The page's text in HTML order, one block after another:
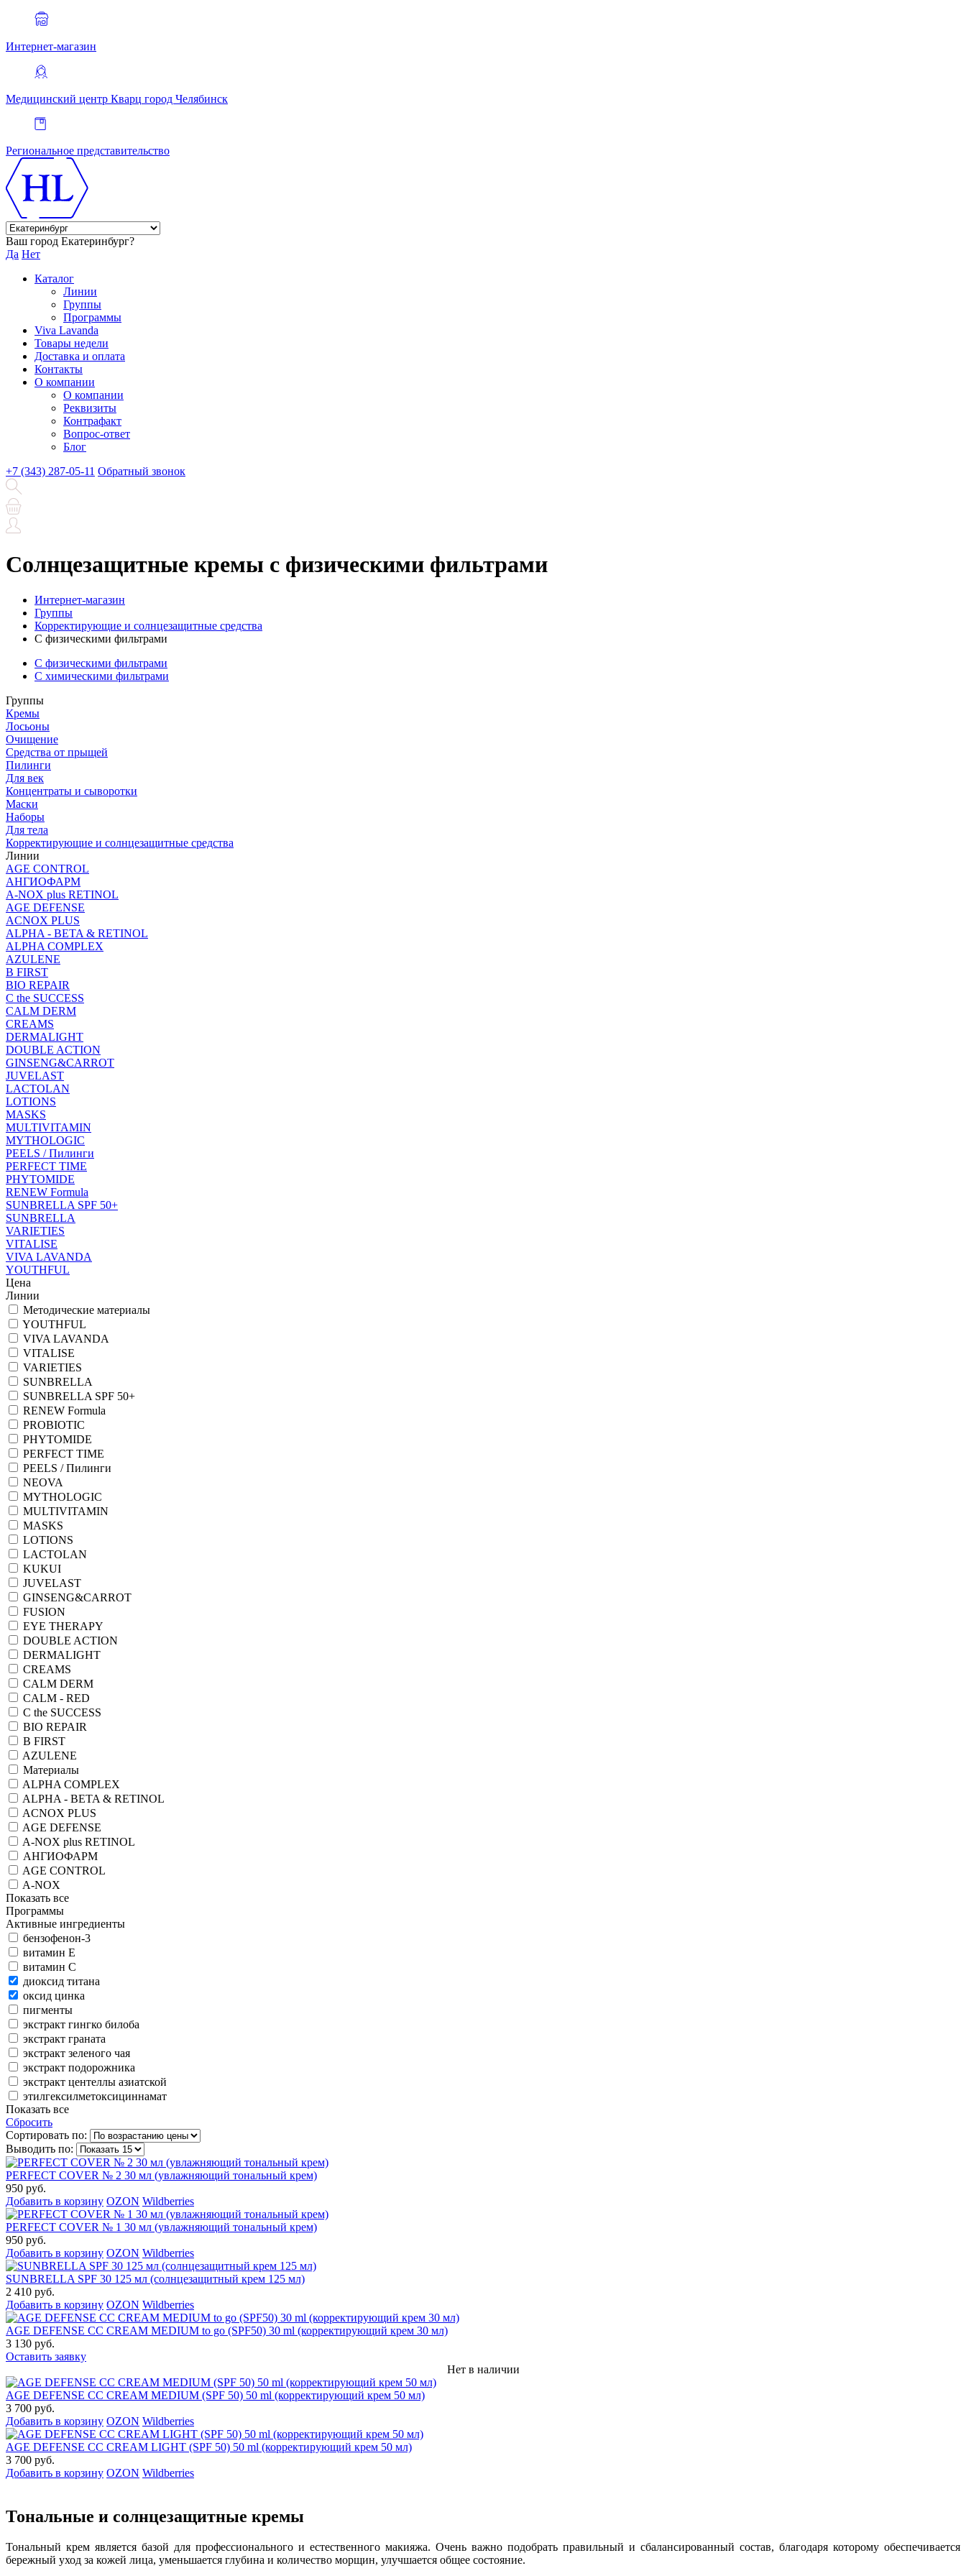
Интернет-магазин
Медицинский центр Кварц город Челябинск
Региональное представительство
Ваш город Екатеринбург?
Да Нет
Каталог
Линии
Группы
Программы
Viva Lavanda
Товары недели
Доставка и оплата
Контакты
О компании
О компании
Реквизиты
Контрафакт
Вопрос-ответ
Блог
+7 (343) 287-05-11 Обратный звонок
Солнцезащитные кремы с физическими фильтрами
Интернет-магазин
Группы
Корректирующие и солнцезащитные средства
С физическими фильтрами
С физическими фильтрами
С химическими фильтрами
Группы
Кремы
Лосьоны
Очищение
Средства от прыщей
Пилинги
Для век
Концентраты и сыворотки
Маски
Наборы
Для тела
Корректирующие и солнцезащитные средства
Линии
AGE CONTROL
АНГИОФАРМ
A-NOX plus RETINOL
AGE DEFENSE
ACNOX PLUS
ALPHA - BETA & RETINOL
ALPHA COMPLEX
AZULENE
B FIRST
BIO REPAIR
C the SUCCESS
CALM DERM
CREAMS
DERMALIGHT
DOUBLE ACTION
GINSENG&CARROT
JUVELAST
LACTOLAN
LOTIONS
MASKS
MULTIVITAMIN
MYTHOLOGIC
PEELS / Пилинги
PERFECT TIME
PHYTOMIDE
RENEW Formula
SUNBRELLA SPF 50+
SUNBRELLA
VARIETIES
VITALISE
VIVA LAVANDA
YOUTHFUL
Цена
Линии
Методические материалы
YOUTHFUL
VIVA LAVANDA
VITALISE
VARIETIES
SUNBRELLA
SUNBRELLA SPF 50+
RENEW Formula
PROBIOTIC
PHYTOMIDE
PERFECT TIME
PEELS / Пилинги
NEOVA
MYTHOLOGIC
MULTIVITAMIN
MASKS
LOTIONS
LACTOLAN
KUKUI
JUVELAST
GINSENG&CARROT
FUSION
EYE THERAPY
DOUBLE ACTION
DERMALIGHT
CREAMS
CALM DERM
CALM - RED
C the SUCCESS
BIO REPAIR
B FIRST
AZULENE
Материалы
ALPHA COMPLEX
ALPHA - BETA & RETINOL
ACNOX PLUS
AGE DEFENSE
A-NOX plus RETINOL
АНГИОФАРМ
AGE CONTROL
A-NOX
Показать все
Программы
Активные ингредиенты
бензофeнон-3
витамин Е
витамин С
диоксид титана
оксид цинка
пигменты
экстракт гингко билоба
экстракт граната
экстракт зеленого чая
экстракт подорожника
экстракт центеллы азиатской
этилгексилметоксициннамат
Показать все
Сбросить
Сортировать по:
Выводить по:
PERFECT COVER № 2 30 мл (увлажняющий тональный крем)
950 руб.
Добавить в корзину OZON Wildberries
PERFECT COVER № 1 30 мл (увлажняющий тональный крем)
950 руб.
Добавить в корзину OZON Wildberries
SUNBRELLA SPF 30 125 мл (солнцезащитный крем 125 мл)
2 410 руб.
Добавить в корзину OZON Wildberries
AGE DEFENSE CC CREAM MEDIUM to go (SPF50) 30 ml (корректирующий крем 30 мл)
3 130 руб.
Оставить заявку
Нет в наличии
AGE DEFENSE CC CREAM MEDIUM (SPF 50) 50 ml (корректирующий крем 50 мл)
3 700 руб.
Добавить в корзину OZON Wildberries
AGE DEFENSE CC CREAM LIGHT (SPF 50) 50 ml (корректирующий крем 50 мл)
3 700 руб.
Добавить в корзину OZON Wildberries
Тональные и солнцезащитные кремы
Тональный крем является базой для профессионального и естественного макияжа. Очень важно подобрать правильный и сбалансированный состав, благодаря которому обеспечивается
бережный уход за кожей лица, уменьшается глубина и количество морщин, улучшается общее состояние.